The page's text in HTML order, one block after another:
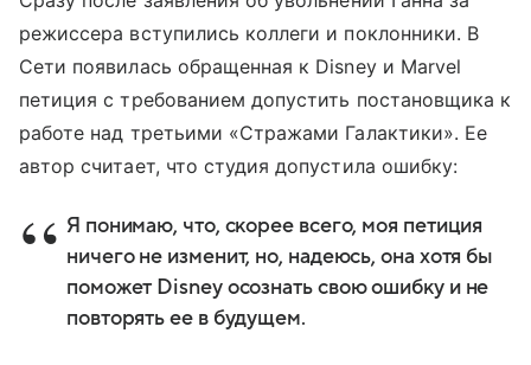
режиссера вступились коллеги и поклонники. В
Сети появилась обращенная к Disney и Marvel
петиция с требованием допустить постановщика к
работе над третьими «Стражами Галактики». Ее
автор считает, что студия допустила ошибку:
Я понимаю, что, скорее всего, моя петиция
ничего не изменит, но, надеюсь, она хотя бы
поможет Disney осознать свою ошибку и не
повторять ее в будущем.